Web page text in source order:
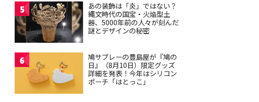
5
あの装飾は「炎」ではない？
縄文時代の国宝・火焔型土
器、5000年前の人々が刻んだ
謎とデザインの秘密
6
鳩サブレーの豊島屋が『鳩の
日』（8月10日）限定グッズ
詳細を発表！今年はシリコン
ポーチ「はとっこ」